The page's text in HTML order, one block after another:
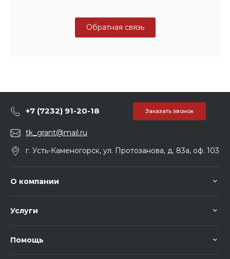
Обратная связь
+7 (7232) 91-20-18 Заказать звонок
tk_grant@mail.ru
г. Усть-Каменогорск, ул. Протозанова, д. 83а, оф. 103
О компании
Услуги
Помощь